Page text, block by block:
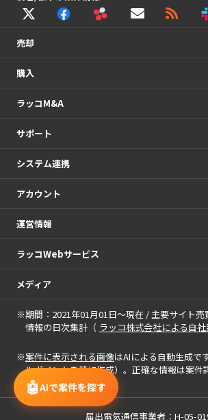
🤖AIで案件を探す
売却
購入
ラッコM&A
サポート
システム連携
アカウント
運営情報
ラッコWebサービス
メディア
※期間：2021年01月01日～現在 / 主要サイト売
情報の日次集計（ ラッコ株式会社による自社
※案件に表示される画像はAIによる自動生成で
ルポイントを基に作成）。正確な情報は案件
い。
届出電気通信事業者：H-05-